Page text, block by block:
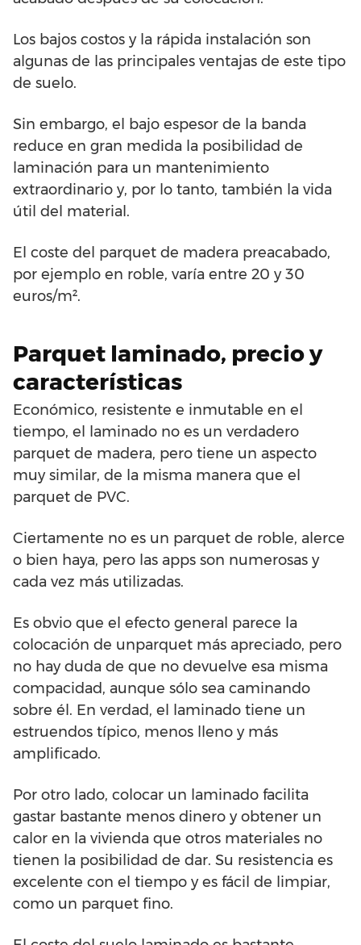
Los bajos costos y la rápida instalación son
algunas de las principales ventajas de este tipo
de suelo.
Sin embargo, el bajo espesor de la banda
reduce en gran medida la posibilidad de
laminación para un mantenimiento
extraordinario y, por lo tanto, también la vida
útil del material.
El coste del parquet de madera preacabado,
por ejemplo en roble, varía entre 20 y 30
euros/m².
Parquet laminado, precio y
características
Económico, resistente e inmutable en el
tiempo, el laminado no es un verdadero
parquet de madera, pero tiene un aspecto
muy similar, de la misma manera que el
parquet de PVC.
Ciertamente no es un parquet de roble, alerce
o bien haya, pero las apps son numerosas y
cada vez más utilizadas.
Es obvio que el efecto general parece la
colocación de unparquet más apreciado, pero
no hay duda de que no devuelve esa misma
compacidad, aunque sólo sea caminando
sobre él. En verdad, el laminado tiene un
estruendos típico, menos lleno y más
amplificado.
Por otro lado, colocar un laminado facilita
gastar bastante menos dinero y obtener un
calor en la vivienda que otros materiales no
tienen la posibilidad de dar. Su resistencia es
excelente con el tiempo y es fácil de limpiar,
como un parquet fino.